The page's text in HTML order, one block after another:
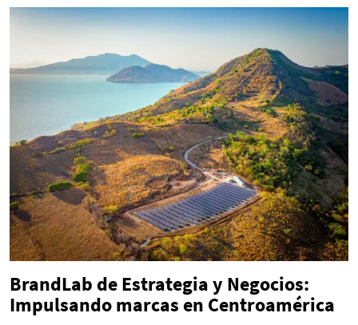
BrandLab de Estrategia y Negocios:
Impulsando marcas en Centroamérica